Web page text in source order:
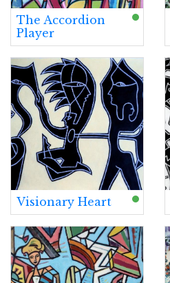
The Accordion
Player
Visionary Heart